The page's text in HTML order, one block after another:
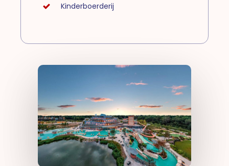
Kinderboerderij